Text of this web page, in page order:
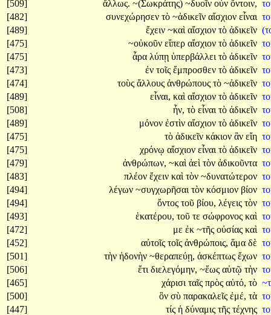
[509]
ἄλλως. ~(Σωκράτης) ~δυοῖν οὖν ὄντοιν,
[482]
συνεχώρησεν τὸ ~ἀδικεῖν αἴσχιον εἶναι
[489]
ἔχειν ~καὶ αἴσχιον τὸ ἀδικεῖν
[475]
~οὐκοῦν εἴπερ αἴσχιον τὸ ἀδικεῖν
[475]
ἆρα λύπῃ ὑπερβάλλει τὸ ἀδικεῖν
[473]
ἐν τοῖς ἔμπροσθεν τὸ ἀδικεῖν
[474]
τοὺς ἄλλους ἀνθρώπους τὸ ~ἀδικεῖν
[489]
εἶναι, καὶ αἴσχιον τὸ ἀδικεῖν
[508]
ἦν, τὸ εἶναι τὸ ἀδικεῖν
[489]
μόνον ἐστὶν αἴσχιον τὸ ἀδικεῖν
[475]
τὸ ἀδικεῖν κάκιον ἂν εἴη
[475]
χρόνῳ αἴσχιον εἶναι τὸ ἀδικεῖν
[479]
ἀνθρώπων, ~καὶ ἀεὶ τὸν ἀδικοῦντα
[483]
πλέον ἔχειν καὶ τὸν ~δυνατώτερον
[494]
λέγων ~συγχωρῆσαι τὸν κόσμιον βίον
[494]
ὄντος τοῦ βίου, λέγεις τὸν
[493]
ἑκατέρου, τοῦ τε σώφρονος καὶ
[472]
με ἐκ ~τῆς οὐσίας καὶ
[452]
αὐτοῖς τοῖς ἀνθρώποις, ἅμα δὲ
[501]
τὴν ἡδονὴν ~θεραπεύῃ, ἀσκέπτως ἔχων
[506]
ἔτι διελεγόμην, ~ἕως αὐτῷ τὴν
[465]
χάρισι ταῖς πρὸς αὑτό, τὸ
[500]
ὃν σὺ παρακαλεῖς ἐμέ, τὰ
[447]
τίς ἡ δύναμις τῆς τέχνης